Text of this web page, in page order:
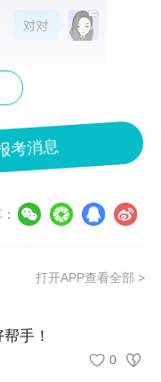
考消息
打开APP查看全部 >
手！
0